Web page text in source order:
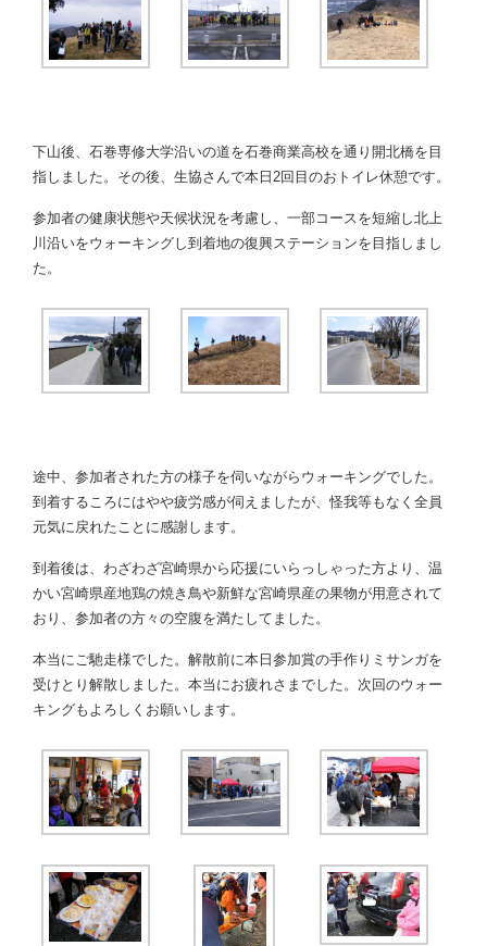
下山後、石巻専修大学沿いの道を石巻商業高校を通り開北橋を目
指しました。その後、生協さんで本日2回目のおトイレ休憩です。
参加者の健康状態や天候状況を考慮し、一部コースを短縮し北上
川沿いをウォーキングし到着地の復興ステーションを目指しまし
た。
途中、参加者された方の様子を伺いながらウォーキングでした。
到着するころにはやや疲労感が伺えましたが、怪我等もなく全員
元気に戻れたことに感謝します。
到着後は、わざわざ宮崎県から応援にいらっしゃった方より、温
かい宮崎県産地鶏の焼き鳥や新鮮な宮崎県産の果物が用意されて
おり、参加者の方々の空腹を満たしてました。
本当にご馳走様でした。解散前に本日参加賞の手作りミサンガを
受けとり解散しました。本当にお疲れさまでした。次回のウォー
キングもよろしくお願いします。